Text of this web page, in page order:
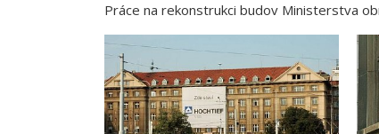
Práce na rekonstrukci budov Ministerstva